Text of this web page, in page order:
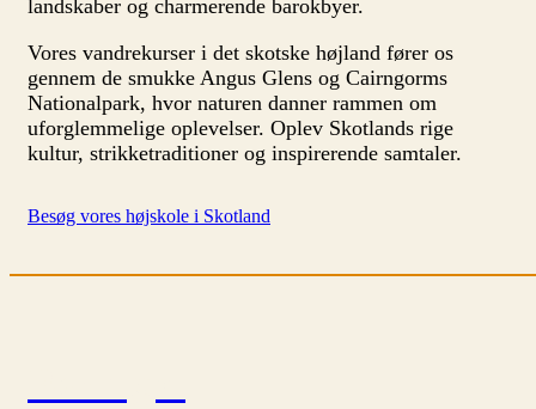
landskaber og charmerende barokbyer.
Vores vandrekurser i det skotske højland fører os
gennem de smukke Angus Glens og Cairngorms
Nationalpark, hvor naturen danner rammen om
uforglemmelige oplevelser. Oplev Skotlands rige
kultur, strikketraditioner og inspirerende samtaler.
Besøg vores højskole i Skotland